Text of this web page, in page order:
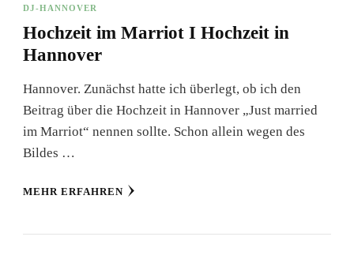
DJ-HANNOVER
Hochzeit im Marriot I Hochzeit in
Hannover
Hannover. Zunächst hatte ich überlegt, ob ich den
Beitrag über die Hochzeit in Hannover „Just married
im Marriot“ nennen sollte. Schon allein wegen des
Bildes …
MEHR ERFAHREN